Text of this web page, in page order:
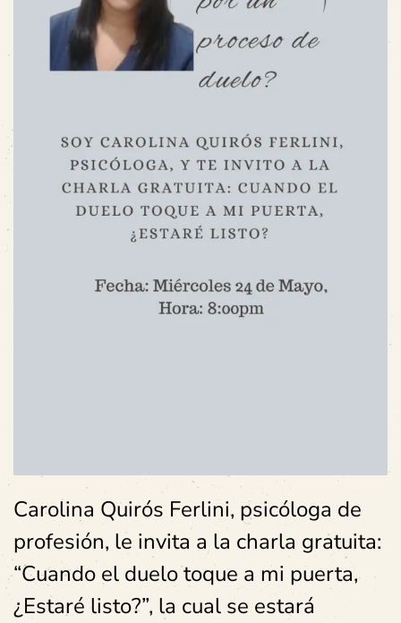
Carolina Quirós Ferlini, psicóloga de
profesión, le invita a la charla gratuita:
“Cuando el duelo toque a mi puerta,
¿Estaré listo?”, la cual se estará